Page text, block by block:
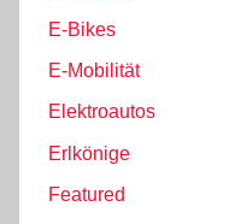
E-Bikes
E-Mobilität
Elektroautos
Erlkönige
Featured